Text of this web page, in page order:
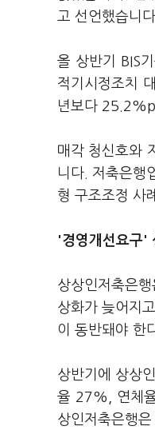
고 선언했습니
올 상반기 BIS
적기시정조치
년보다
매각 청신호와
니다. 저축은행
형 구조조정 사
'경영개선요구'
상상인저축은
상화가 늦어지
이 동반돼야 한
상반기에 상상
율 27%, 연체
상인저축은행